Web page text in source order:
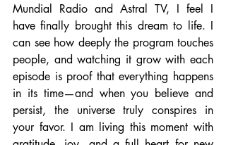
Mundial Radio and Astral TV, I feel I
have finally brought this dream to life. I
can see how deeply the program touches
people, and watching it grow with each
episode is proof that everything happens
in its time—and when you believe and
persist, the universe truly conspires in
your favor. I am living this moment with